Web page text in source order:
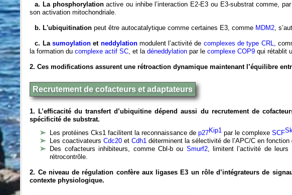
a. La phosphorylationactive ou inhibe l’interaction E2-E3 ou E3-substrat comme,
son activation mitochondriale.
b. L'ubiquitination peut être autocatalytique comme certaines E3, comme MDM2,
c. La sumoylationet neddylationmodulent l’activité de complexes de type CRL,
la formation ducomplexe actif SC, et ladéneddylation par lecomplexe COP9 qui rétablit
2. Ces modifications assurent une rétroaction dynamique maintenant l’équilibre
Recrutement de cofacteurs et adaptateurs
1. L’efficacité du transfert d’ubiquitine dépend aussi du recrutement de
spécificité de substrat.
Les protéines Cks1 facilitent la reconnaissance dep27Kip1par le complexeSCF
Les coactivateursCdc20 etCdh1 déterminent la sélectivité de l’APC/C en
Des cofacteurs inhibiteurs, comme Cbl-b ou Smurf2, limitent l’activité de
rétrocontrôle.
2. Ce niveau de régulation confère aux ligases E3 un rôle d’intégrateurs de
contexte physiologique.